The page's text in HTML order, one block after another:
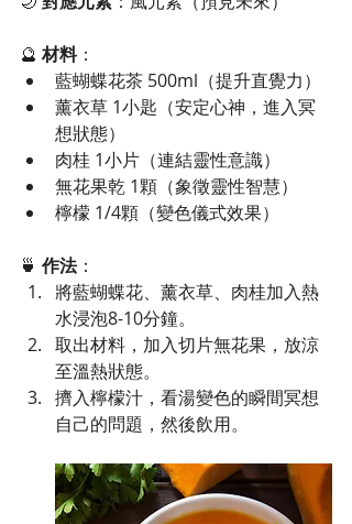
🔮 材料：
藍蝴蝶花茶 500ml（提升直覺力）
薰衣草 1小匙（安定心神，進入冥
想狀態）
肉桂 1小片（連結靈性意識）
無花果乾 1顆（象徵靈性智慧）
檸檬 1/4顆（變色儀式效果）
🍵 作法：
將藍蝴蝶花、薰衣草、肉桂加入熱
水浸泡8-10分鐘。
取出材料，加入切片無花果，放涼
至溫熱狀態。
擠入檸檬汁，看湯變色的瞬間冥想
自己的問題，然後飲用。